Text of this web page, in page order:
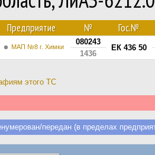
Предприятие № Гос.№
МАП №8 г. Химки
080243
ЕК 436 50
1436
этого ТС
передан (в пределах